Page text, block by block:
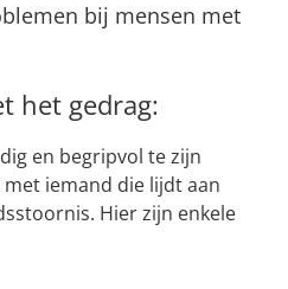
bij mensen met
het gedrag:
en begripvol te zijn
iemand die lijdt aan
Hier zijn enkele